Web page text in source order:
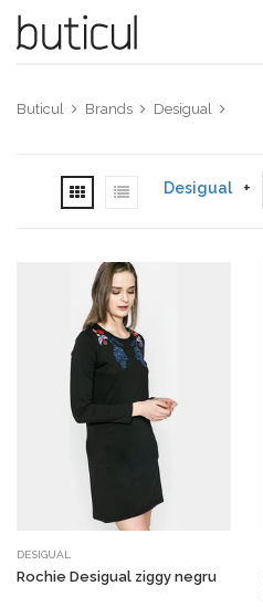
Buticul Brands Desigual
Desigual +
DESIGUAL
Rochie Desigual ziggy negru